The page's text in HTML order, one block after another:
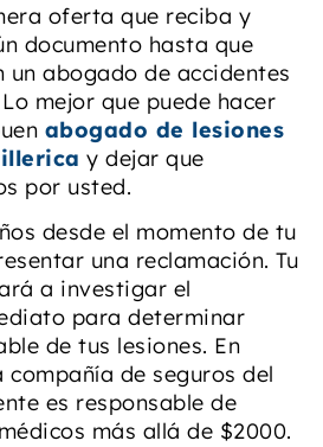
oferta que reciba y
documento hasta que
un abogado de accidentes
mejor que puede hacer
abogado de lesiones
y dejar que
por usted.
desde el momento de tu
una reclamación. Tu
a investigar el
para determinar
de tus lesiones. En
compañía de seguros del
es responsable de
más allá de $2000.